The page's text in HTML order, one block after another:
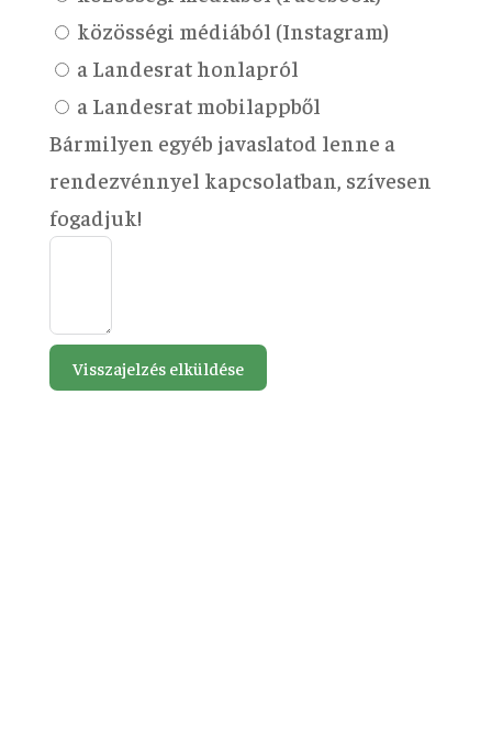
közösségi médiából (Instagram)
a Landesrat honlapról
a Landesrat mobilappből
Bármilyen egyéb javaslatod lenne a
rendezvénnyel kapcsolatban, szívesen
fogadjuk!
Visszajelzés elküldése